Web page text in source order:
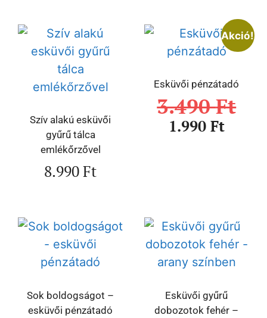
Szív alakú esküvői
gyűrű tálca
emlékőrzővel
8.990Ft
Akció!
Esküvői pénzátadó
3.490Ft
1.990 Ft
Sok boldogságot –
esküvői pénzátadó
Esküvői gyűrű
dobozotok fehér –